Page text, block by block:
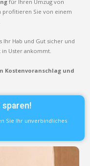
für Ihren Umzug von
profitieren Sie von einem
Ihr Hab und Gut sicher und
Uster ankommt.
Kostenvoranschlag und
Sie Ihr unverbindliches